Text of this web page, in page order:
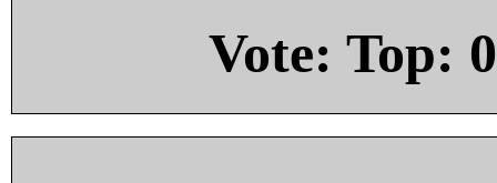
Vote: Top: 0